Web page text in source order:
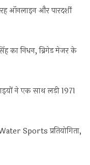
ऑनलाइन और पारदर्शी
का निधन, ब्रिगेड मेजर के
ने एक साथ लड़ी 1971
Sports प्रतियोगिता,